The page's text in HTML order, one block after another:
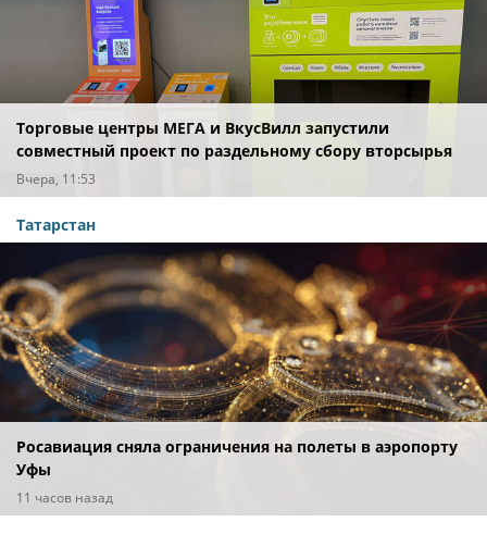
Торговые центры МЕГА и ВкусВилл запустили
совместный проект по раздельному сбору вторсырья
Вчера, 11:53
Татарстан
Росавиация сняла ограничения на полеты в аэропорту
Уфы
11 часов назад